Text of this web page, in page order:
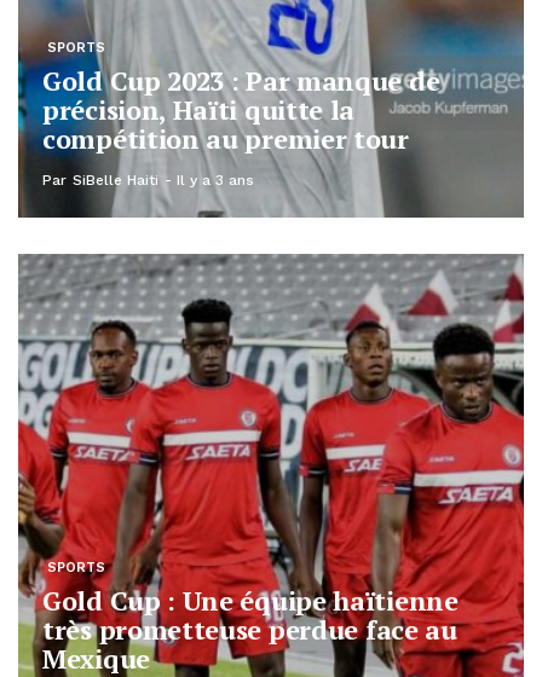
SPORTS
Gold Cup 2023 : Par manque de
précision, Haïti quitte la
compétition au premier tour
Par SiBelle Haiti Il y a 3 ans
SPORTS
Gold Cup : Une équipe haïtienne
très prometteuse perdue face au
Mexique